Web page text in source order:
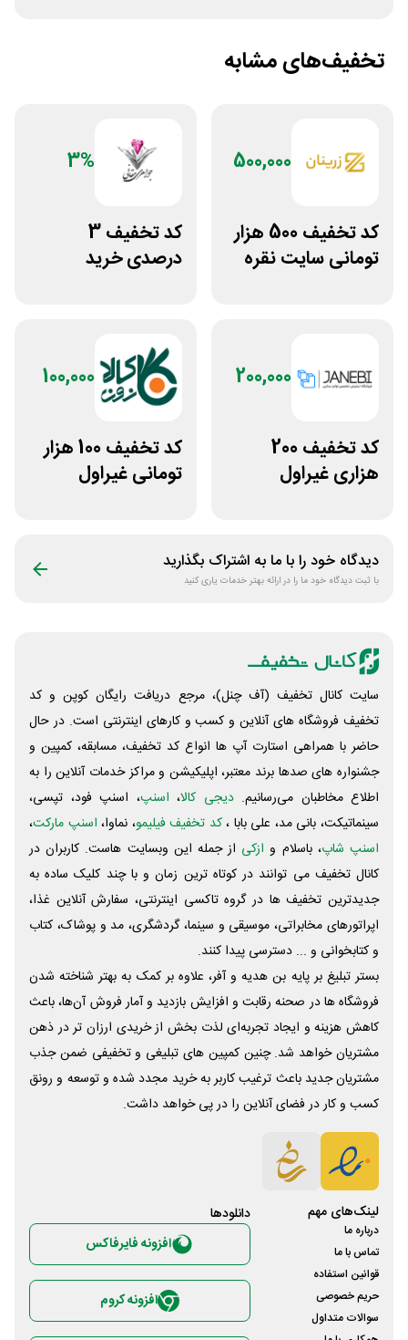
تخفیف‌های مشابه
500,000
کد تخفیف 500 هزار
تومانی سایت نقره
3%
کد تخفیف 3
درصدی خرید
200,000
کد تخفیف 200
هزاری غیراول
100,000
کد تخفیف 100 هزار
تومانی غیراول
دیدگاه خود را با ما به اشتراک بگذارید
با ثبت دیدگاه خود ما را در ارائه بهتر خدمات یاری کنید
سایت کانال تخفیف (آف چنل)، مرجع دریافت رایگان کوپن و کد
تخفیف فروشگاه های آنلاین و کسب و‌ کارهای اینترنتی است. در حال
حاضر با همراهی استارت آپ ها انواع کد تخفیف، مسابقه، کمپین و
جشنواره های صدها برند معتبر، اپلیکیشن و مراکز خدمات آنلاین را به
اطلاع مخاطبان می‌رسانیم. دیجی کالا، اسنپ، اسنپ فود، تپسی،
سینماتیکت، بانی مد، علی‌ بابا ،کد تخفیف فیلیمو، نماوا، اسنپ مارکت،
اسنپ شاپ، باسلام و ازکی از جمله این وبسایت ‌هاست. کاربران در
کانال تخفیف می توانند در کوتاه ترین زمان و با چند کلیک ساده به
جدیدترین تخفیف ها در گروه تاکسی اینترنتی، سفارش آنلاین غذا،
اپراتورهای مخابراتی، موسیقی و سینما، گردشگری، مد و پوشاک، کتاب
و کتابخوانی و ... دسترسی پیدا کنند.
بستر تبلیغ بر پایه بن هدیه و آفر، علاوه بر کمک به بهتر شناخته شدن
فروشگاه ها در صحنه رقابت و افزایش بازدید و آمار فروش آن‌ها، باعث
کاهش هزینه و ایجاد تجربه‌ای لذت بخش از خریدی ارزان تر در ذهن
مشتریان خواهد شد. چنین کمپین های تبلیغی و تخفیفی ضمن جذب
مشتریان جدید باعث ترغیب کاربر به خرید مجدد شده و توسعه و رونق
کسب و کار در فضای آنلاین را در پی خواهد داشت.
لینک‌های مهم
درباره ما
تماس با ما
قوانین استفاده
حریم خصوصی
سوالات متداول
دانلود‌ها
افزونه فایرفاکس
افزونه کروم